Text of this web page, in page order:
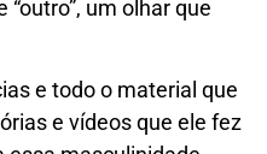
um olhar que
e todo o material que
e vídeos que ele fez